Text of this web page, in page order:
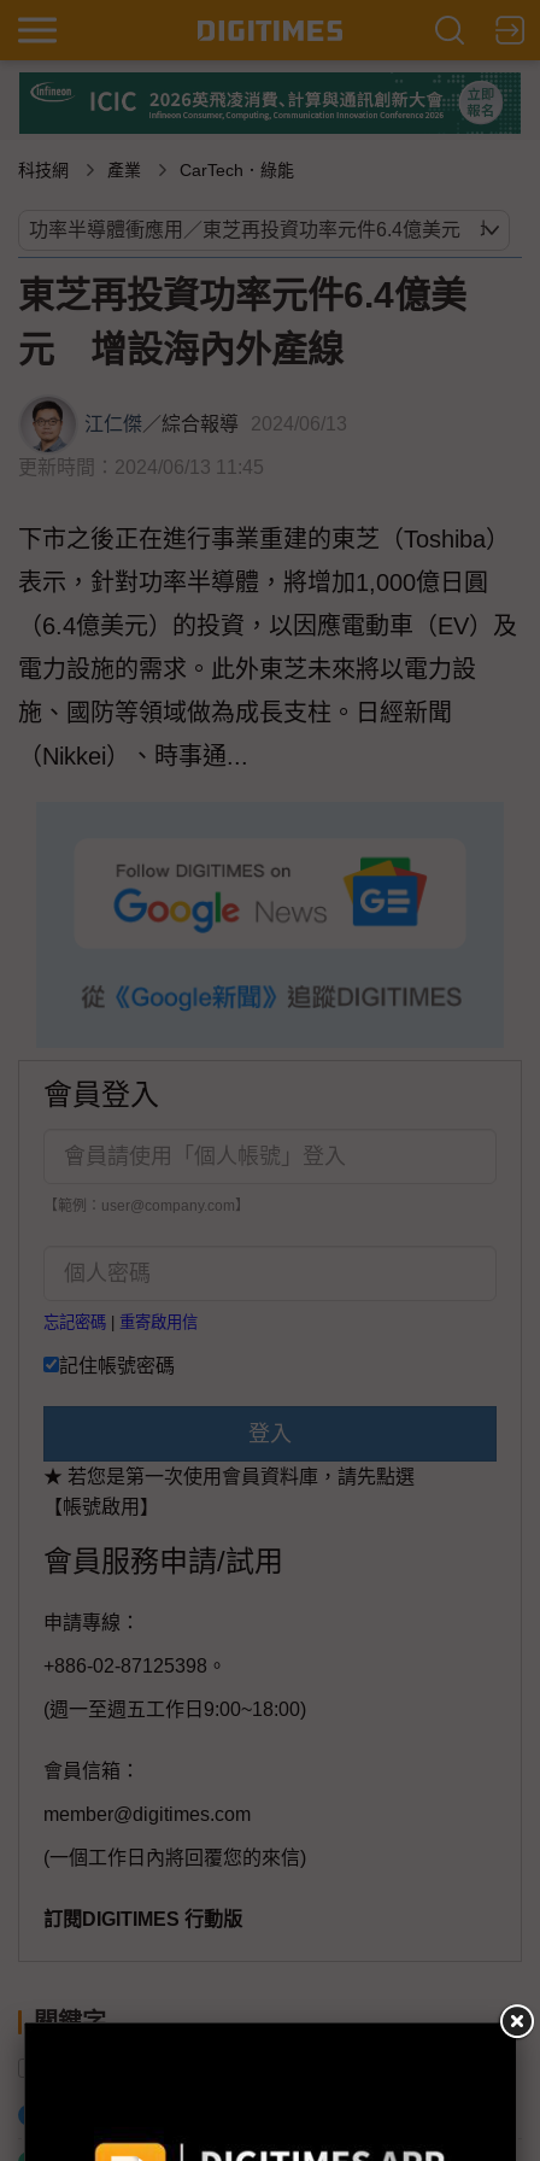
科技網 產業 CarTech．綠能
東芝再投資功率元件6.4億美
元 增設海內外產線
江仁傑／綜合報導 2024/06/13
更新時間：2024/06/13 11:45
下市之後正在進行事業重建的東芝（Toshiba）
表示，針對功率半導體，將增加1,000億日圓
（6.4億美元）的投資，以因應電動車（EV）及
電力設施的需求。此外東芝未來將以電力設
施、國防等領域做為成長支柱。日經新聞
（Nikkei）、時事通...
會員登入
【範例：user@company.com】
忘記密碼 重寄啟用信
記住帳號密碼
登入
★ 若您是第一次使用會員資料庫，請先點選
【帳號啟用】
會員服務申請/試用
申請專線：
+886-02-87125398。
(週一至週五工作日9:00~18:00)
會員信箱：
member@digitimes.com
(一個工作日內將回覆您的來信)
訂閱DIGITIMES 行動版
關鍵字